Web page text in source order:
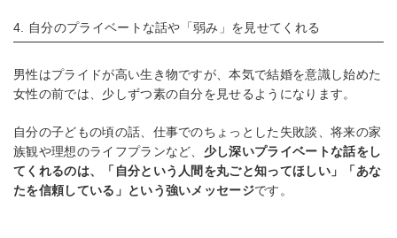
4. 自分のプライベートな話や「弱み」を見せてくれる
男性はプライドが高い生き物ですが、本気で結婚を意識し始めた
女性の前では、少しずつ素の自分を見せるようになります。
自分の子どもの頃の話、仕事でのちょっとした失敗談、将来の家
族観や理想のライフプランなど、 少し深いプライベートな話をし
てくれるのは、「自分という人間を丸ごと知ってほしい」「あな
たを信頼している」という強いメッセージです。